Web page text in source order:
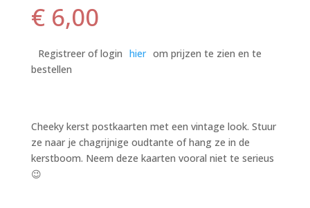
€6,00
Registreer of login hier om prijzen te zien en te
bestellen
Cheeky kerst postkaarten met een vintage look. Stuur
ze naar je chagrijnige oudtante of hang ze in de
kerstboom. Neem deze kaarten vooral niet te serieus
😉